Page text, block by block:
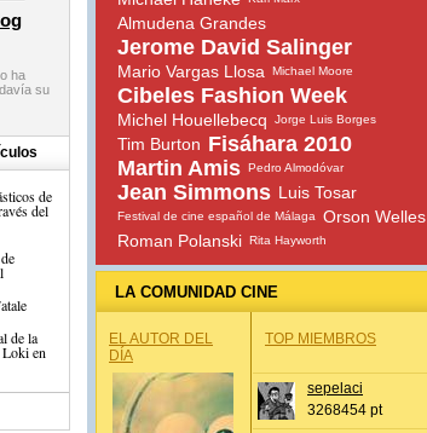
de
del
de la
en
Almudena Grandes
Jerome David Salinger
Mario Vargas Llosa Michael Moore
Cibeles Fashion Week
Michel Houellebecq Jorge Luis Borges
Tim Burton Fisáhara 2010
Martin Amis Pedro Almodóvar
Jean Simmons Luis Tosar
Festival de cine español de Málaga
Orson Welles
Roman Polanski Rita Hayworth
LA COMUNIDAD CINE
EL AUTOR DEL
DÍA
TOP MIEMBROS
sepelaci
3268454 pt